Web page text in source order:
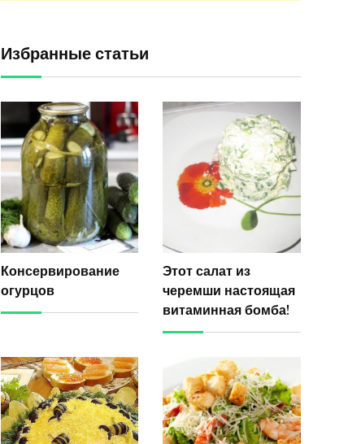
Избранные статьи
Консервирование
огурцов
Этот салат из
черемши настоящая
витаминная бомба!